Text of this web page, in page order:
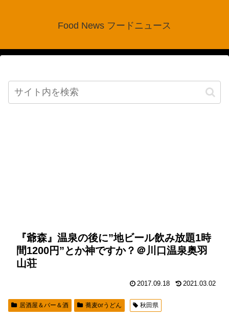
Food News フードニュース
『爺森』温泉の後に”地ビール飲み放題1時
間1200円”とか神ですか？＠川口温泉奥羽
山荘
2017.09.18 2021.03.02
居酒屋＆バー＆酒 蕎麦orうどん 秋田県